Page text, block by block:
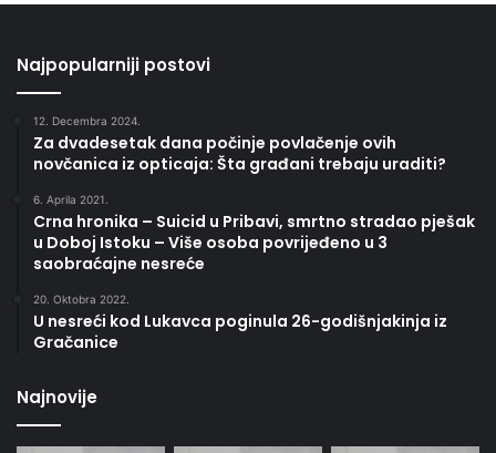
Najpopularniji postovi
12. Decembra 2024.
Za dvadesetak dana počinje povlačenje ovih
novčanica iz opticaja: Šta građani trebaju uraditi?
6. Aprila 2021.
Crna hronika – Suicid u Pribavi, smrtno stradao pješak
u Doboj Istoku – Više osoba povrijeđeno u 3
saobraćajne nesreće
20. Oktobra 2022.
U nesreći kod Lukavca poginula 26-godišnjakinja iz
Gračanice
Najnovije